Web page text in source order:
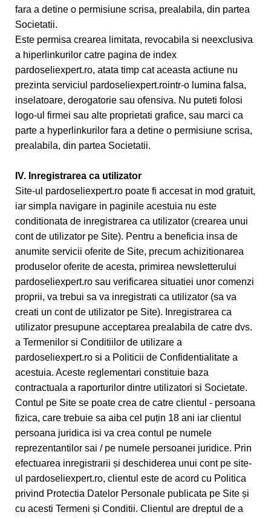
fara a detine o permisiune scrisa, prealabila, din partea
Societatii.
Este permisa crearea limitata, revocabila si neexclusiva
a hiperlinkurilor catre pagina de index
pardoseliexpert.ro, atata timp cat aceasta actiune nu
prezinta serviciul pardoseliexpert.rointr-o lumina falsa,
inselatoare, derogatorie sau ofensiva. Nu puteti folosi
logo-ul firmei sau alte proprietati grafice, sau marci ca
parte a hyperlinkurilor fara a detine o permisiune scrisa,
prealabila, din partea Societatii.
IV. Inregistrarea ca utilizator
Site-ul pardoseliexpert.ro poate fi accesat in mod gratuit,
iar simpla navigare in paginile acestuia nu este
conditionata de inregistrarea ca utilizator (crearea unui
cont de utilizator pe Site). Pentru a beneficia insa de
anumite servicii oferite de Site, precum achizitionarea
produselor oferite de acesta, primirea newsletterului
pardoseliexpert.ro sau verificarea situatiei unor comenzi
proprii, va trebui sa va inregistrati ca utilizator (sa va
creati un cont de utilizator pe Site). Inregistrarea ca
utilizator presupune acceptarea prealabila de catre dvs.
a Termenilor si Conditiilor de utilizare a
pardoseliexpert.ro si a Politicii de Confidentialitate a
acestuia. Aceste reglementari constituie baza
contractuala a raporturilor dintre utilizatori si Societate.
Contul pe Site se poate crea de catre clientul - persoana
fizica, care trebuie sa aiba cel puțin 18 ani iar clientul
persoana juridica isi va crea contul pe numele
reprezentantilor sai / pe numele persoanei juridice. Prin
efectuarea inregistrarii și deschiderea unui cont pe site-
ul pardoseliexpert.ro, clientul este de acord cu Politica
privind Protectia Datelor Personale publicata pe Site și
cu acesti Termeni și Conditii. Clientul are dreptul de a